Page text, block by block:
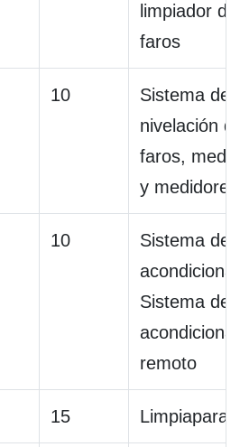
limpiador de
faros
10
Sistema de
nivelación
faros,
y medidores
10
Sistema de
Sistema de
remoto
15